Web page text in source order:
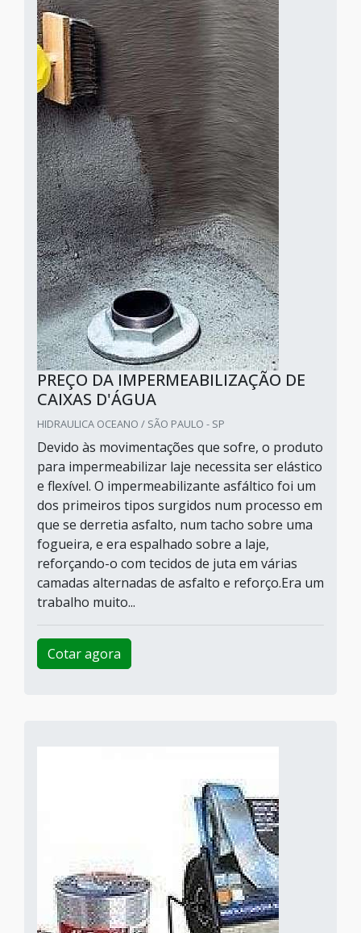
PREÇO DA IMPERMEABILIZAÇÃO DE
CAIXAS D'ÁGUA
HIDRAULICA OCEANO / SÃO PAULO - SP
Devido às movimentações que sofre, o produto
para impermeabilizar laje necessita ser elástico
e flexível. O impermeabilizante asfáltico foi um
dos primeiros tipos surgidos num processo em
que se derretia asfalto, num tacho sobre uma
fogueira, e era espalhado sobre a laje,
reforçando-o com tecidos de juta em várias
camadas alternadas de asfalto e reforço.Era um
trabalho muito...
Cotar agora